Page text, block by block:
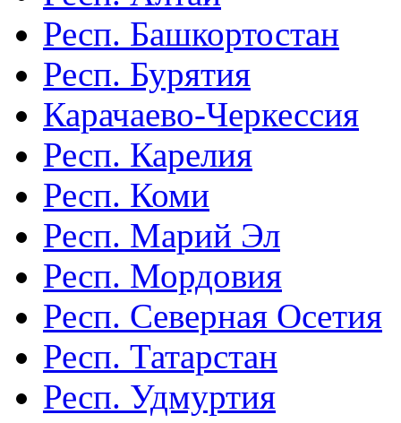
Респ. Башкортостан
Респ. Бурятия
Карачаево-Черкессия
Респ. Карелия
Респ. Коми
Респ. Марий Эл
Респ. Мордовия
Респ. Северная Осетия
Респ. Татарстан
Респ. Удмуртия